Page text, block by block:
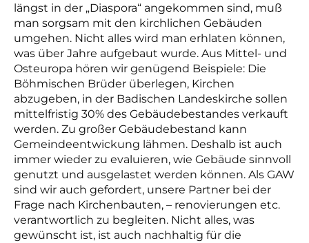
längst in der „Diaspora“ angekommen sind, muß
man sorgsam mit den kirchlichen Gebäuden
umgehen. Nicht alles wird man erhlaten können,
was über Jahre aufgebaut wurde. Aus Mittel- und
Osteuropa hören wir genügend Beispiele: Die
Böhmischen Brüder überlegen, Kirchen
abzugeben, in der Badischen Landeskirche sollen
mittelfristig 30% des Gebäudebestandes verkauft
werden. Zu großer Gebäudebestand kann
Gemeindeentwickung lähmen. Deshalb ist auch
immer wieder zu evaluieren, wie Gebäude sinnvoll
genutzt und ausgelastet werden können. Als GAW
sind wir auch gefordert, unsere Partner bei der
Frage nach Kirchenbauten, – renovierungen etc.
verantwortlich zu begleiten. Nicht alles, was
gewünscht ist, ist auch nachhaltig für die